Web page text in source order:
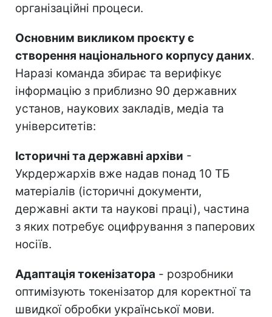
організаційні процеси.
Основним викликом проєкту є
створення національного корпусу даних.
Наразі команда збирає та верифікує
інформацію з приблизно 90 державних
установ, наукових закладів, медіа та
університетів:
Історичні та державні архіви -
Укрдержархів вже надав понад 10 ТБ
матеріалів (історичні документи,
державні акти та наукові праці), частина
з яких потребує оцифрування з паперових
носіїв.
Адаптація токенізатора - розробники
оптимізують токенізатор для коректної та
швидкої обробки української мови.